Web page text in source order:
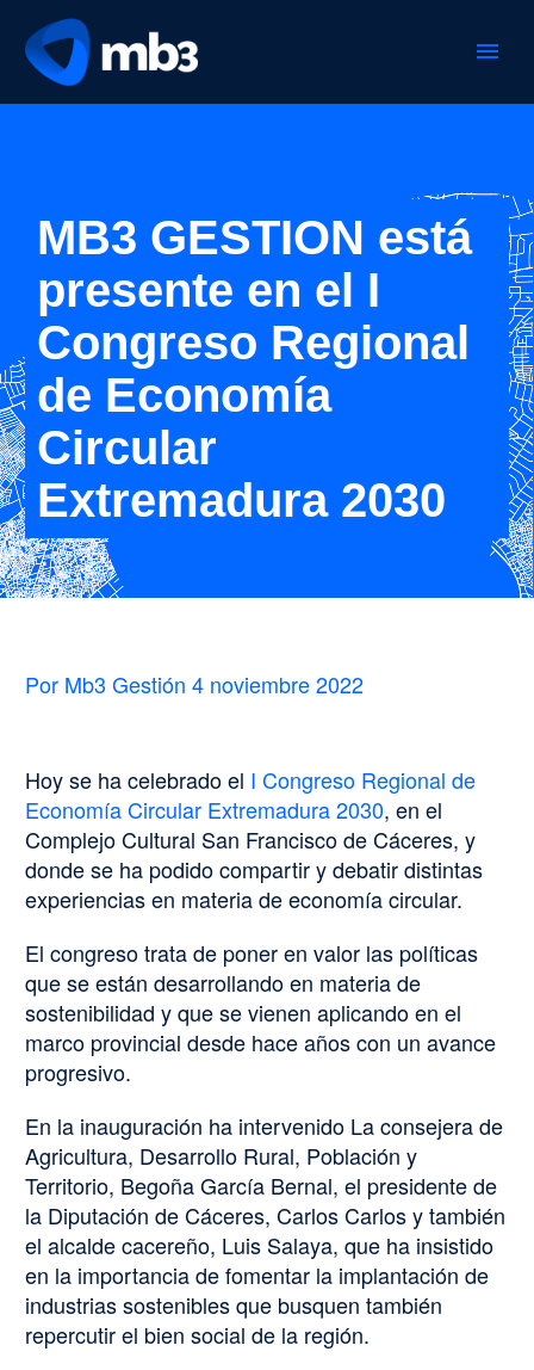
MB3 GESTION está
presente en el I
Congreso Regional
de Economía
Circular
Extremadura 2030
Por Mb3 Gestión 4 noviembre 2022
Hoy se ha celebrado el I Congreso Regional de
Economía Circular Extremadura 2030, en el
Complejo Cultural San Francisco de Cáceres, y
donde se ha podido compartir y debatir distintas
experiencias en materia de economía circular.
El congreso trata de poner en valor las políticas
que se están desarrollando en materia de
sostenibilidad y que se vienen aplicando en el
marco provincial desde hace años con un avance
progresivo.
En la inauguración ha intervenido La consejera de
Agricultura, Desarrollo Rural, Población y
Territorio, Begoña García Bernal, el presidente de
la Diputación de Cáceres, Carlos Carlos y también
el alcalde cacereño, Luis Salaya, que ha insistido
en la importancia de fomentar la implantación de
industrias sostenibles que busquen también
repercutir el bien social de la región.